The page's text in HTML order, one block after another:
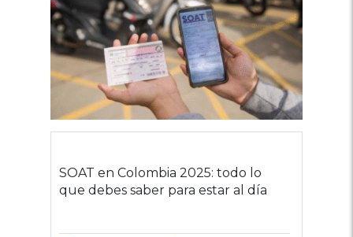
SOAT en Colombia 2025: todo lo
que debes saber para estar al día